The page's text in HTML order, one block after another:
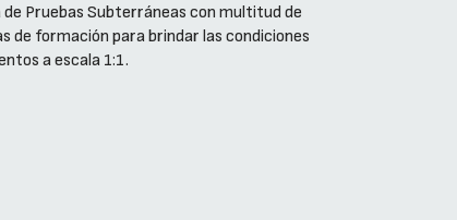
Pruebas Subterráneas con multitud de
de formación para brindar las condiciones
a escala 1:1.